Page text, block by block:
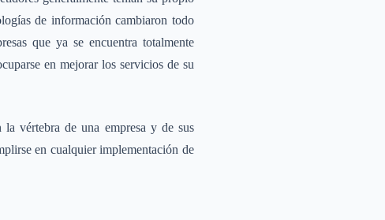
de información cambiaron todo
que ya se encuentra totalmente
en mejorar los servicios de su
vértebra de una empresa y de sus
en cualquier implementación de